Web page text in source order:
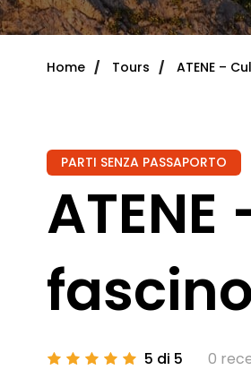
Home Tours ATENE –
PARTI SENZA PASSAPORTO
5 di 5
0